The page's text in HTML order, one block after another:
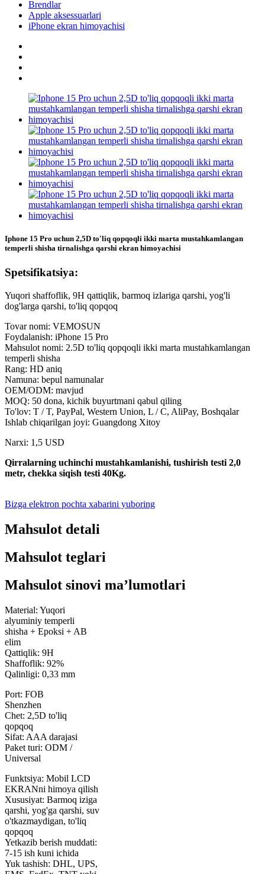
Brendlar
Apple aksessuarlari
iPhone ekran himoyachisi
Iphone 15 Pro uchun 2,5D to'liq qopqoqli ikki marta mustahkamlangan
temperli shisha tirnalishga qarshi ekran himoyachisi
Spetsifikatsiya:
Yuqori shaffoflik, 9H qattiqlik, barmoq izlariga qarshi, yog'li
dog'larga qarshi, to'liq qopqoq
Tovar nomi: VEMOSUN
Foydalanish: iPhone 15 Pro
Mahsulot nomi: 2.5D to'liq qopqoqli ikki marta mustahkamlangan
temperli shisha
Rang: HD aniq
Namuna: bepul namunalar
OEM/ODM: mavjud
MOQ: 50 dona, kichik buyurtmani qabul qiling
To'lov: T / T, PayPal, Western Union, L / C, AliPay, Boshqalar
Ishlab chiqarilgan joyi: Guangdong Xitoy
Narxi: 1,5 USD
Qirralarning uchinchi mustahkamlanishi, tushirish testi 2,0
metr, chekka siqish testi 40Kg.
Bizga elektron pochta xabarini yuboring
Mahsulot detali
Mahsulot teglari
Mahsulot sinovi maʼlumotlari
Material: Yuqori
alyuminiy temperli
shisha + Epoksi + AB
elim
Qattiqlik: 9H
Shaffoflik: 92%
Qalinligi: 0,33 mm
Port: FOB
Shenzhen
Chet: 2,5D to'liq
qopqoq
Sifat: AAA darajasi
Paket turi: ODM /
Universal
Funktsiya: Mobil LCD
EKRANni himoya qilish
Xususiyat: Barmoq iziga
qarshi, yog'ga qarshi, suv
o'tkazmaydigan, to'liq
qopqoq
Yetkazib berish muddati:
7-15 ish kuni ichida
Yuk tashish: DHL, UPS,